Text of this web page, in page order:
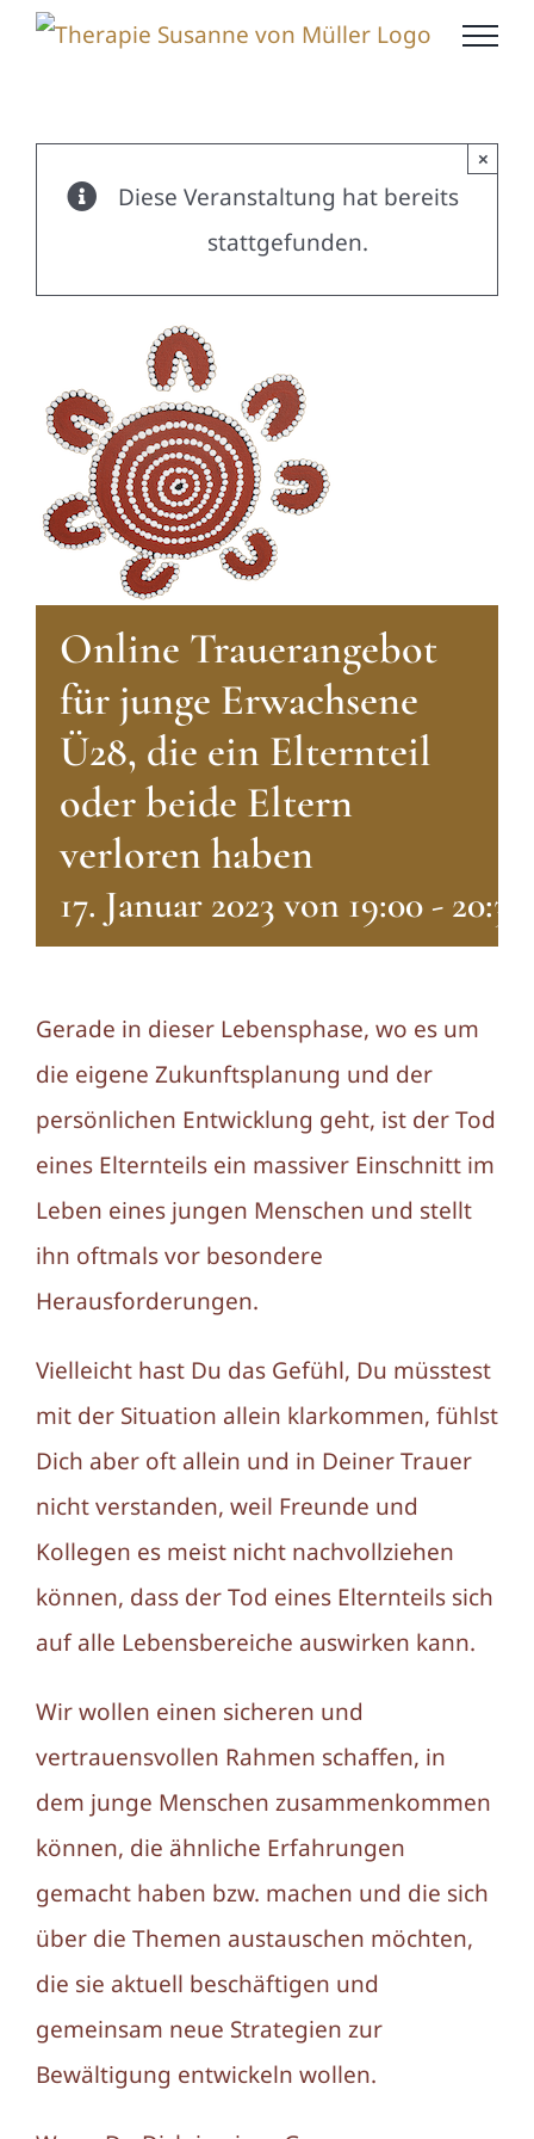
Zum
Diese Veranstaltung hat bereits
stattgefunden.
×
Online Trauerangebot
für junge Erwachsene
Ü28, die ein Elternteil
oder beide Eltern
verloren haben
17. Januar 2023 von 19:00 - 20:30
Gerade in dieser Lebensphase, wo es um
die eigene Zukunftsplanung und der
persönlichen Entwicklung geht, ist der Tod
eines Elternteils ein massiver Einschnitt im
Leben eines jungen Menschen und stellt
ihn oftmals vor besondere
Herausforderungen.
Vielleicht hast Du das Gefühl, Du müsstest
mit der Situation allein klarkommen, fühlst
Dich aber oft allein und in Deiner Trauer
nicht verstanden, weil Freunde und
Kollegen es meist nicht nachvollziehen
können, dass der Tod eines Elternteils sich
auf alle Lebensbereiche auswirken kann.
Wir wollen einen sicheren und
vertrauensvollen Rahmen schaffen, in
dem junge Menschen zusammenkommen
können, die ähnliche Erfahrungen
gemacht haben bzw. machen und die sich
über die Themen austauschen möchten,
die sie aktuell beschäftigen und
gemeinsam neue Strategien zur
Bewältigung entwickeln wollen.